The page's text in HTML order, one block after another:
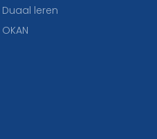
Duaal leren
OKAN